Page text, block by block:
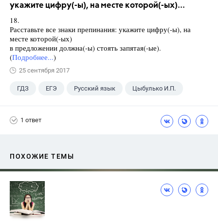
укажите цифру(-ы), на месте которой(-ых)...
18.
Расставьте все знаки препинания: укажите цифру(-ы), на
месте которой(-ых)
в предложении должна(-ы) стоять запятая(-ые).
(Подробнее...)
25 сентября 2017
ГДЗ ЕГЭ Русский язык Цыбулько И.П.
1 ответ
ПОХОЖИЕ ТЕМЫ